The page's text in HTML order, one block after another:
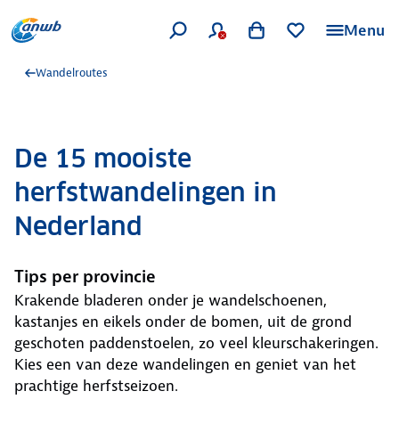
Menu
Wandelroutes
De 15 mooiste
herfstwandelingen in
Nederland
Tips per provincie
Krakende bladeren onder je wandelschoenen,
kastanjes en eikels onder de bomen, uit de grond
geschoten paddenstoelen, zo veel kleurschakeringen.
Kies een van deze wandelingen en geniet van het
prachtige herfstseizoen.